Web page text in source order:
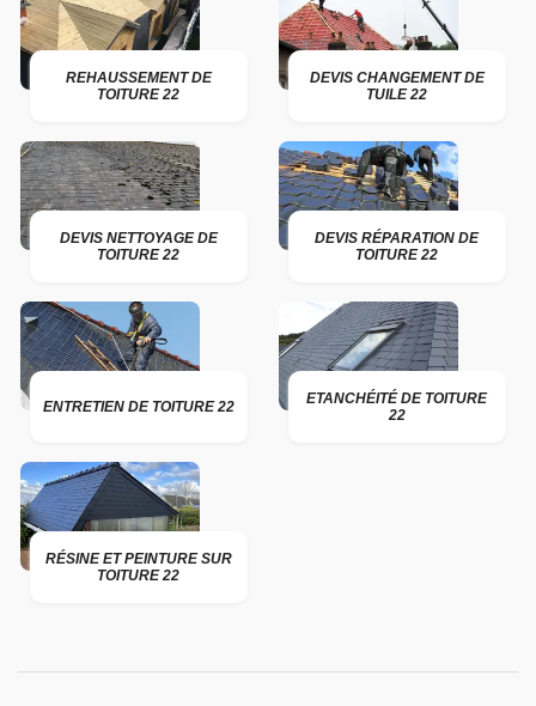
REHAUSSEMENT DE
TOITURE 22
DEVIS CHANGEMENT DE
TUILE 22
DEVIS NETTOYAGE DE
TOITURE 22
DEVIS RÉPARATION DE
TOITURE 22
ENTRETIEN DE TOITURE 22
ETANCHÉITÉ DE TOITURE
22
RÉSINE ET PEINTURE SUR
TOITURE 22